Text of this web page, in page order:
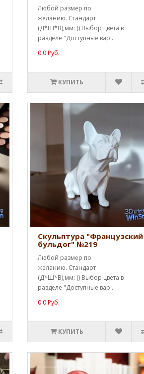
Любой размер по
желанию. Стандарт
(Д*Ш*В),мм: () Выбор цвета в
разделе "Доступные вар..
0.0 Руб.
КУПИТЬ
Скульптура "Французский
бульдог" №219
Любой размер по
желанию. Стандарт
(Д*Ш*В),мм: () Выбор цвета в
разделе "Доступные вар..
0.0 Руб.
КУПИТЬ